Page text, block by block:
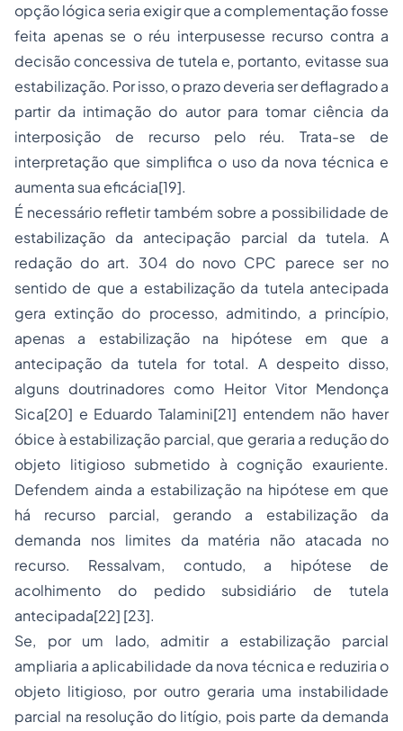
opção lógica seria exigir que a complementação fosse
feita apenas se o réu interpusesse recurso contra a
decisão concessiva de tutela e, portanto, evitasse sua
estabilização. Por isso, o prazo deveria ser deflagrado a
partir da intimação do autor para tomar ciência da
interposição de recurso pelo réu. Trata-se de
interpretação que simplifica o uso da nova técnica e
aumenta sua eficácia[19].
É necessário refletir também sobre a possibilidade de
estabilização da antecipação parcial da tutela. A
redação do art. 304 do novo CPC parece ser no
sentido de que a estabilização da tutela antecipada
gera extinção do processo, admitindo, a princípio,
apenas a estabilização na hipótese em que a
antecipação da tutela for total. A despeito disso,
alguns doutrinadores como Heitor Vitor Mendonça
Sica[20] e Eduardo Talamini[21] entendem não haver
óbice à estabilização parcial, que geraria a redução do
objeto litigioso submetido à cognição exauriente.
Defendem ainda a estabilização na hipótese em que
há recurso parcial, gerando a estabilização da
demanda nos limites da matéria não atacada no
recurso. Ressalvam, contudo, a hipótese de
acolhimento do pedido subsidiário de tutela
antecipada[22] [23].
Se, por um lado, admitir a estabilização parcial
ampliaria a aplicabilidade da nova técnica e reduziria o
objeto litigioso, por outro geraria uma instabilidade
parcial na resolução do litígio, pois parte da demanda